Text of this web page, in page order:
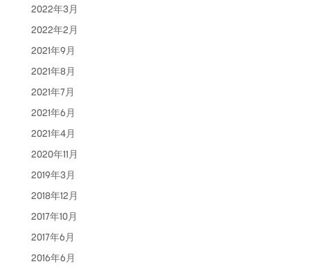
2022年3月
2022年2月
2021年9月
2021年8月
2021年7月
2021年6月
2021年4月
2020年11月
2019年3月
2018年12月
2017年10月
2017年6月
2016年6月